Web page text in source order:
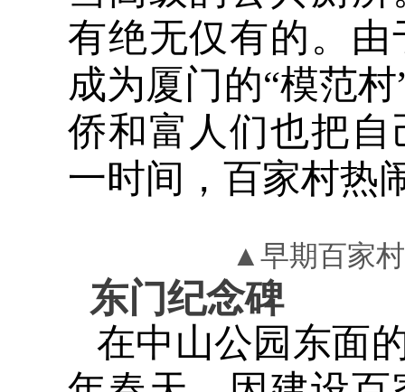
有绝无仅有的。
成为厦门的“模范
侨和富人们也把
一时间，百家村热
▲早期百家
东门纪念碑
在中山公园东面